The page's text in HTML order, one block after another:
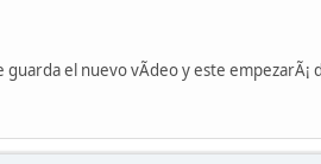
guarda el nuevo vÃ­deo y este